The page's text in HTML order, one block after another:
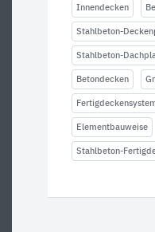
Innendecken
Stahlbeton-
Stahlbeton-
Betondecken
Elementbauweise
Stahlbeton-